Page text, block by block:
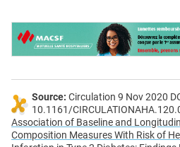
Source: Circulation 9 Nov 2020
10.1161/
Association of Baseline and
Composition Measures With Risk of